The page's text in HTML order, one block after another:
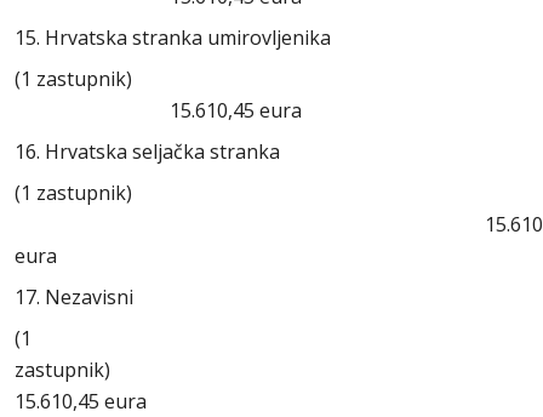
15. Hrvatska stranka umirovljenika
(1 zastupnik)
15.610,45 eura
16. Hrvatska seljačka stranka
(1 zastupnik)
eura
17. Nezavisni
(1
15.610,45 eura